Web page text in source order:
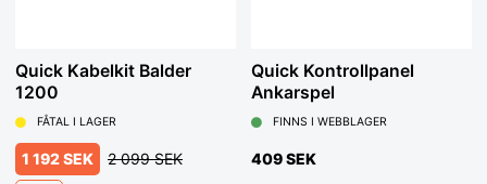
Quick Kabelkit Balder
1200
FÅTAL I LAGER
1 192 SEK 2 099 SEK
Quick Kontrollpanel
Ankarspel
FINNS I WEBBLAGER
409 SEK